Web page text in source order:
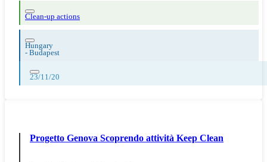
Clean-up actions
Hungary
- Budapest
23/11/20
Progetto Genova Scoprendo attività Keep Clean